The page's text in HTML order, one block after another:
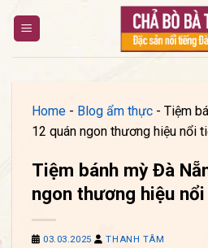
Home - Blog ẩm thực - Tiệm
12 quán ngon thương hiệu nổi
Tiệm bánh mỳ Đà
ngon thương hiệu
03.03.2025 THANH TÂM